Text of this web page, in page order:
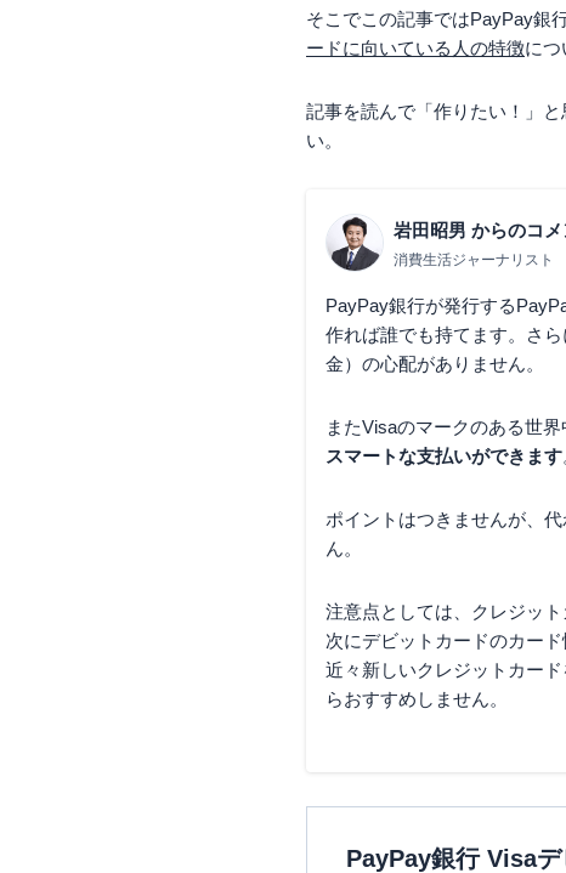
そこでこの記事ではPayPay銀
ードに向いている人の特徴につ
記事を読んで「作りたい！」と
い。
岩田昭男 からのコメ
消費生活ジャーナリスト
PayPay銀行が発行する
作れば誰でも持てます。さ
金）の心配がありません。
またVisaのマークのある世
スマートな支払いができます
ポイントはつきませんが、代
ん。
注意点としては、クレジッ
次にデビットカードのカー
近々新しいクレジットカー
らおすすめしません。
PayPay銀行 Visa